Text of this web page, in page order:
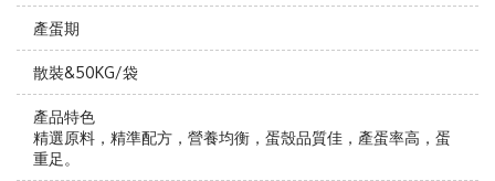
產蛋期
散裝&50KG/袋
產品特色
精選原料，精準配方，營養均衡，蛋殼品質佳，產蛋率高，蛋
重足。